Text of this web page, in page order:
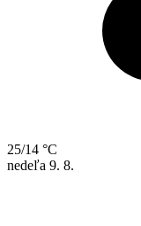
25/14 °C
nedeľa 9. 8.